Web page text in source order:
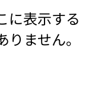
に表示する
りません。